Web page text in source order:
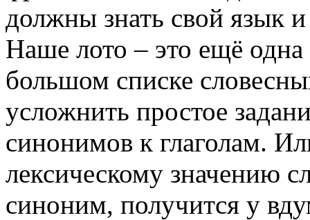
должны знать свой язык
Наше лото – это ещё одна
большом списке
усложнить простое
синонимов к глаголам.
лексическому значению
синоним, получится у